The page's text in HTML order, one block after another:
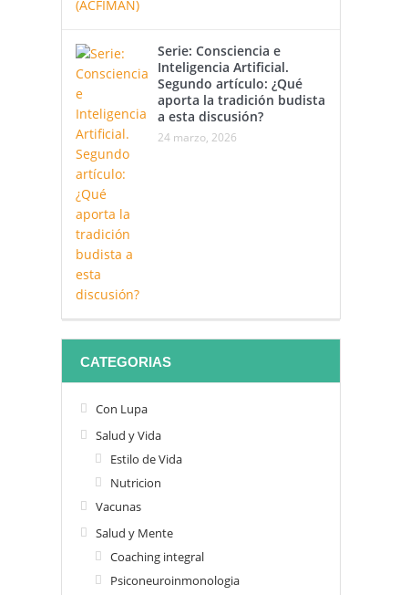
Serie: Consciencia e
Inteligencia Artificial.
Segundo artículo: ¿Qué
aporta la tradición budista
a esta discusión?
24 marzo, 2026
CATEGORIAS
Con Lupa
Salud y Vida
Estilo de Vida
Nutricion
Vacunas
Salud y Mente
Coaching integral
Psiconeuroinmonologia